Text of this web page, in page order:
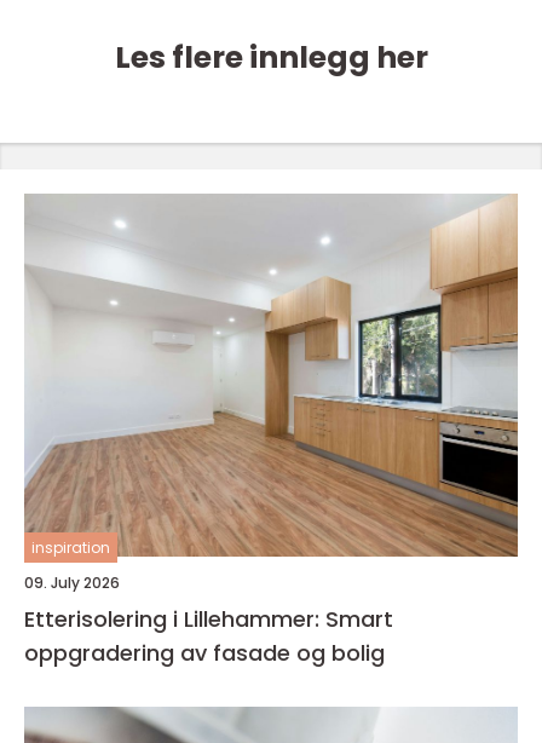
Les flere innlegg her
inspiration
09. July 2026
Etterisolering i Lillehammer: Smart
oppgradering av fasade og bolig